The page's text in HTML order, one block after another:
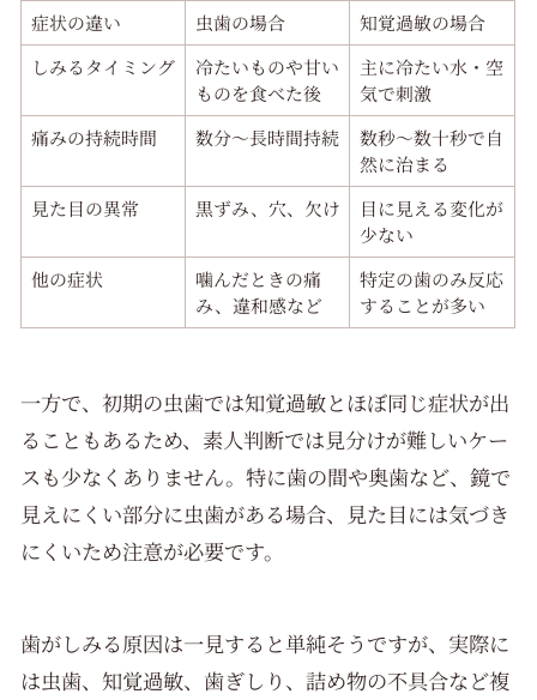
症状の違い 虫歯の場合
知覚過敏の場合
しみるタイミング
冷たいものや甘い
ものを食べた後
主に冷たい水・空
気で刺激
痛みの持続時間
数分〜長時間持続
数秒〜数十秒で自
然に治まる
見た目の異常
黒ずみ、穴、欠け
目に見える変化が
少ない
他の症状
噛んだときの痛
み、違和感など
特定の歯のみ反応
することが多い
一方で、初期の虫歯では知覚過敏とほぼ同じ症状が出
ることもあるため、素人判断では見分けが難しいケー
スも少なくありません。特に歯の間や奥歯など、鏡で
見えにくい部分に虫歯がある場合、見た目には気づき
にくいため注意が必要です。
歯がしみる原因は一見すると単純そうですが、実際に
は虫歯、知覚過敏、歯ぎしり、詰め物の不具合など複